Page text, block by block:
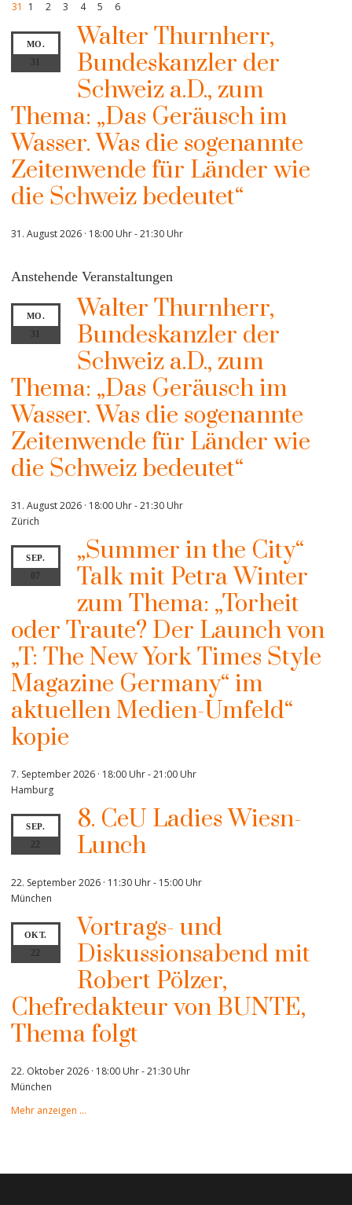
31 1 2 3 4 5 6
MO.
31
Walter Thurnherr,
Bundeskanzler der
Schweiz a.D., zum
Thema: „Das Geräusch im
Wasser. Was die sogenannte
Zeitenwende für Länder wie
die Schweiz bedeutet“
31. August 2026 · 18:00 Uhr-21:30 Uhr
Anstehende Veranstaltungen
MO.
31
Walter Thurnherr,
Bundeskanzler der
Schweiz a.D., zum
Thema: „Das Geräusch im
Wasser. Was die sogenannte
Zeitenwende für Länder wie
die Schweiz bedeutet“
31. August 2026 · 18:00 Uhr-21:30 Uhr
Zürich
SEP.
07
„Summer in the City“
Talk mit Petra Winter
zum Thema: „Torheit
oder Traute? Der Launch von
„T: The New York Times Style
Magazine Germany“ im
aktuellen Medien-Umfeld“
kopie
7. September 2026 · 18:00 Uhr-21:00 Uhr
Hamburg
SEP.
22
8. CeU Ladies Wiesn-
Lunch
22. September 2026 · 11:30 Uhr- 15:00 Uhr
München
OKT.
22
Vortrags- und
Diskussionsabend mit
Robert Pölzer,
Chefredakteur von BUNTE,
Thema folgt
22. Oktober 2026 · 18:00 Uhr-21:30 Uhr
München
Mehr anzeigen …